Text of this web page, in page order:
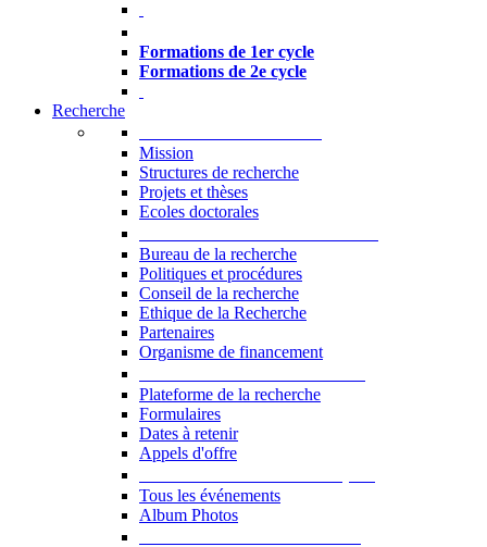
Formations de 1er cycle
Formations de 2e cycle
Recherche
Mission
Structures de recherche
Projets et thèses
Ecoles doctorales
Bureau de la recherche
Politiques et procédures
Conseil de la recherche
Ethique de la Recherche
Partenaires
Organisme de financement
Plateforme de la recherche
Formulaires
Dates à retenir
Appels d'offre
Tous les événements
Album Photos